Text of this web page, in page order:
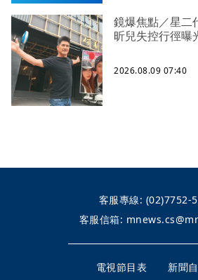
鏡爆焦點／星
昕兒失控行徑曝
2026.08.09 07:40
客服專線: (02)7752-
客服信箱:
電視節目表 新聞